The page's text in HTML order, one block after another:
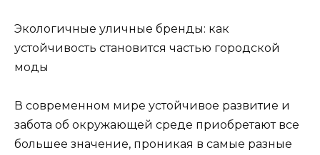
Экологичные уличные бренды: как
устойчивость становится частью городской
моды
В современном мире устойчивое развитие и
забота об окружающей среде приобретают все
большее значение, проникая в самые разные